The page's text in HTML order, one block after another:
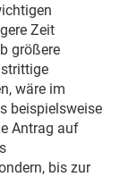
Zeit
größere
wäre im
beispielsweise
Antrag auf
bis zur